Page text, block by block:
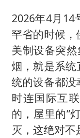
2026年4月14
罕省的时候
美制设备突
烟，就是系
统的设备都没
时连国际互
的，屋里的“
灭，这绝对不